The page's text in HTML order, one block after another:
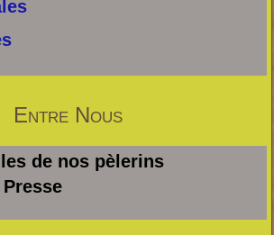
Entre Nous
de nos pèlerins